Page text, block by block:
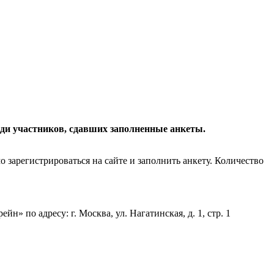
участников, сдавших заполненные анкеты.
на сайте и заполнить анкету. Количество
по адресу: г. Москва, ул. Нагатинская, д. 1, стр. 1